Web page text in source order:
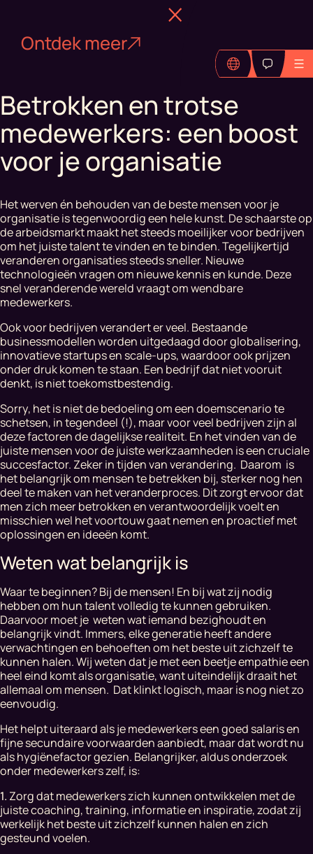
Ontdek meer
Betrokken en trotse
medewerkers: een boost
voor je organisatie
Het werven én behouden van de beste mensen voor je
organisatie is tegenwoordig een hele kunst. De schaarste op
de arbeidsmarkt maakt het steeds moeilijker voor bedrijven
om het juiste talent te vinden en te binden. Tegelijkertijd
veranderen organisaties steeds sneller. Nieuwe
technologieën vragen om nieuwe kennis en kunde. Deze
snel veranderende wereld vraagt om wendbare
medewerkers.
Ook voor bedrijven verandert er veel. Bestaande
businessmodellen worden uitgedaagd door globalisering,
innovatieve startups en scale-ups, waardoor ook prijzen
onder druk komen te staan. Een bedrijf dat niet vooruit
denkt, is niet toekomstbestendig.
Sorry, het is niet de bedoeling om een doemscenario te
schetsen, in tegendeel (!), maar voor veel bedrijven zijn al
deze factoren de dagelijkse realiteit. En het vinden van de
juiste mensen voor de juiste werkzaamheden is een cruciale
succesfactor. Zeker in tijden van verandering. Daarom is
het belangrijk om mensen te betrekken bij, sterker nog hen
deel te maken van het veranderproces. Dit zorgt ervoor dat
men zich meer betrokken en verantwoordelijk voelt en
misschien wel het voortouw gaat nemen en proactief met
oplossingen en ideeën komt.
Weten wat belangrijk is
Waar te beginnen? Bij de mensen! En bij wat zij nodig
hebben om hun talent volledig te kunnen gebruiken.
Daarvoor moet je weten wat iemand bezighoudt en
belangrijk vindt. Immers, elke generatie heeft andere
verwachtingen en behoeften om het beste uit zichzelf te
kunnen halen. Wij weten dat je met een beetje empathie een
heel eind komt als organisatie, want uiteindelijk draait het
allemaal om mensen. Dat klinkt logisch, maar is nog niet zo
eenvoudig.
Het helpt uiteraard als je medewerkers een goed salaris en
fijne secundaire voorwaarden aanbiedt, maar dat wordt nu
als hygiënefactor gezien. Belangrijker, aldus onderzoek
onder medewerkers zelf, is:
1. Zorg dat medewerkers zich kunnen ontwikkelen met de
juiste coaching, training, informatie en inspiratie, zodat zij
werkelijk het beste uit zichzelf kunnen halen en zich
gesteund voelen.